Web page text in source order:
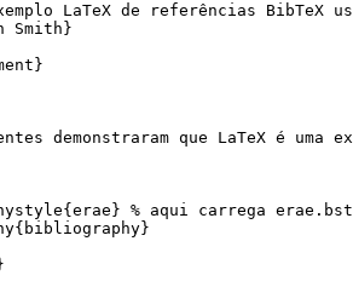
LaTeX de referências
Smith}
}
demonstraram que LaTeX é
{erae} % aqui carrega erae.bst
{bibliography}